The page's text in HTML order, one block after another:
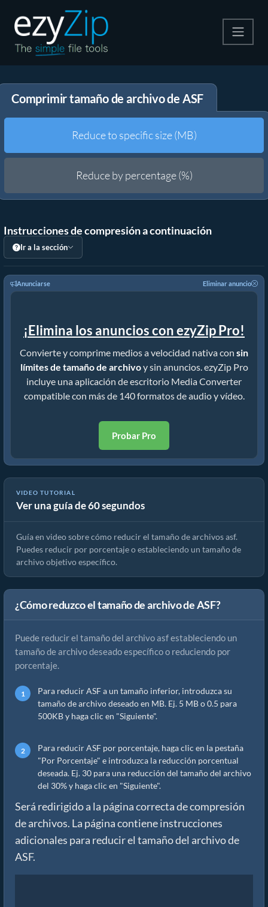
Descomprime
Otras herramientas
Comprimir tamaño de archivo de ASF
Reduce to specific size (MB)
Reduce by percentage (%)
Instrucciones de compresión a continuación
Ir a la sección
Anunciarse Eliminar anuncio
¡Elimina los anuncios con ezyZip Pro!
Convierte y comprime medios a velocidad nativa con sin
límites de tamaño de archivoy sin anuncios. ezyZip Pro
incluye una aplicación de escritorio Media Converter
compatible con más de 140 formatos de audio y vídeo.
Probar Pro
VIDEO TUTORIAL
Ver una guía de 60 segundos
Guía de Compresor de asf | Reducir Tamaño de Archivos asf
Guía en video sobre cómo reducir el tamaño de archivos asf.
Puedes reducir por porcentaje o estableciendo un tamaño de
archivo objetivo específico.
¿Cómo reduzco el tamaño de archivo de ASF?
Puede reducir el tamaño del archivo asf estableciendo un
tamaño de archivo deseado específico o reduciendo por
porcentaje.
Para reducir ASF a un tamaño inferior, introduzca su
tamaño de archivo deseado en MB. Ej. 5 MB o 0.5 para
500KB y haga clic en "Siguiente".
Para reducir ASF por porcentaje, haga clic en la pestaña
"Por Porcentaje" e introduzca la reducción porcentual
deseada. Ej. 30 para una reducción del tamaño del archivo
del 30% y haga clic en "Siguiente".
Será redirigido a la página correcta de compresión
de archivos. La página contiene instrucciones
adicionales para reducir el tamaño del archivo de
ASF.